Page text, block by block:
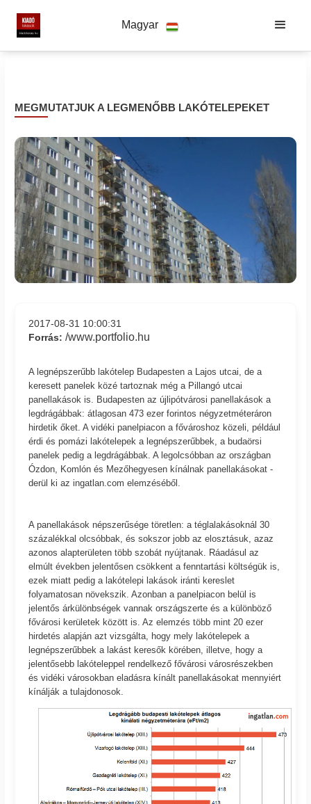
Magyar
MEGMUTATJUK A LEGMENŐBB LAKÓTELEPEKET
2017-08-31 10:00:31
Forrás:/www.portfolio.hu
A legnépszerűbb lakótelep Budapesten a Lajos utcai, de a
keresett panelek közé tartoznak még a Pillangó utcai
panellakások is. Budapesten az újlipótvárosi panellakások a
legdrágábbak: átlagosan 473 ezer forintos négyzetméteráron
hirdetik őket. A vidéki panelpiacon a fővároshoz közeli, például
érdi és pomázi lakótelepek a legnépszerűbbek, a budaörsi
panelek pedig a legdrágábbak. A legolcsóbban az országban
Ózdon, Komlón és Mezőhegyesen kínálnak panellakásokat -
derül ki az ingatlan.com elemzéséből.
A panellakások népszerűsége töretlen: a téglalakásoknál 30
százalékkal olcsóbbak, és sokszor jobb az elosztásuk, azaz
azonos alapterületen több szobát nyújtanak. Ráadásul az
elmúlt években jelentősen csökkent a fenntartási költségük is,
ezek miatt pedig a lakótelepi lakások iránti kereslet
folyamatosan növekszik. Azonban a panelpiacon belül is
jelentős árkülönbségek vannak országszerte és a különböző
fővárosi kerületek között is. Az elemzés több mint 20 ezer
hirdetés alapján azt vizsgálta, hogy mely lakótelepek a
legnépszerűbbek a lakást keresők körében, illetve, hogy a
jelentősebb lakóteleppel rendelkező fővárosi városrészekben
és vidéki városokban eladásra kínált panellakásokat mennyiért
kínálják a tulajdonosok.